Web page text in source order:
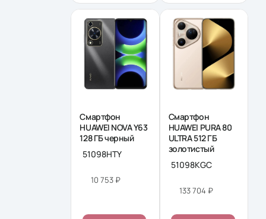
Смартфон
HUAWEI NOVA Y63
128 ΓБ черный
51098HTY
10 753 ₽
Смартфон
HUAWEI PURA 80
ULTRA 512 ΓБ
золотистый
51098KGC
133 704 ₽